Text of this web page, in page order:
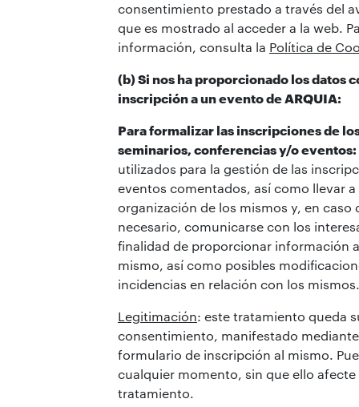
consentimiento prestado a través del
que es mostrado al acceder a la web.
información, consulta la Política de
(b) Si nos ha proporcionado los datos
inscripción a un evento de ARQUIA:
Para formalizar las inscripciones de
seminarios, conferencias y/o eventos:
utilizados para la gestión de las
eventos comentados, así como llevar a
organización de los mismos y, en caso
necesario, comunicarse con los
finalidad de proporcionar información
mismo, así como posibles
incidencias en relación con los mismos.
Legitimación: este tratamiento queda
consentimiento, manifestado
formulario de inscripción al mismo.
cualquier momento, sin que ello
tratamiento.